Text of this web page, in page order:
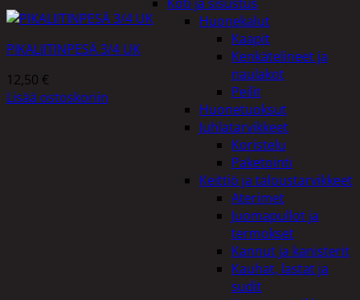
Huonekalut
Kaapit
Kenkätelineet ja
naulakot
Peilit
Huonetuoksut
Juhlatarvikkeet
Koristelu
Paketointi
Keittiö ja taloustarvikkeet
Aterimet
Juomapullot ja
termokset
Kannut ja kanisterit
Kauhat, lastat ja
sudit
PIKALIITINPESÄ 3/4 UK
12,50 €
Lisää ostoskoriin